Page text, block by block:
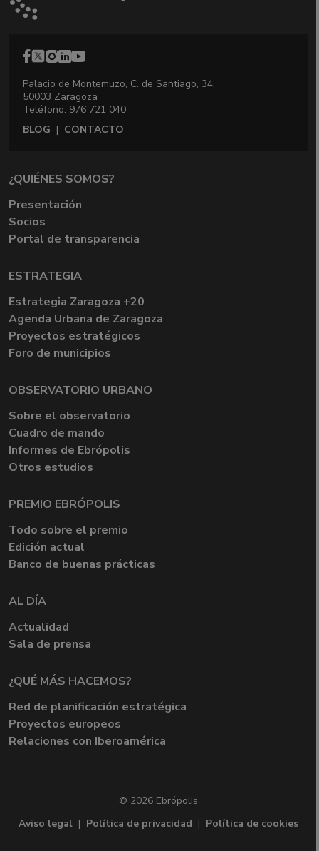
Palacio de Montemuzo, C. de Santiago, 34,
50003 Zaragoza
Teléfono: 976 721 040
BLOG | CONTACTO
¿QUIÉNES SOMOS?
Presentación
Socios
Portal de transparencia
ESTRATEGIA
Estrategia Zaragoza +20
Agenda Urbana de Zaragoza
Proyectos estratégicos
Foro de municipios
OBSERVATORIO URBANO
Sobre el observatorio
Cuadro de mando
Informes de Ebrópolis
Otros estudios
PREMIO EBRÓPOLIS
Todo sobre el premio
Edición actual
Banco de buenas prácticas
AL DÍA
Actualidad
Sala de prensa
¿QUÉ MÁS HACEMOS?
Red de planificación estratégica
Proyectos europeos
Relaciones con Iberoamérica
© 2026 Ebrópolis
Aviso legal| Política de privacidad | Política de cookies